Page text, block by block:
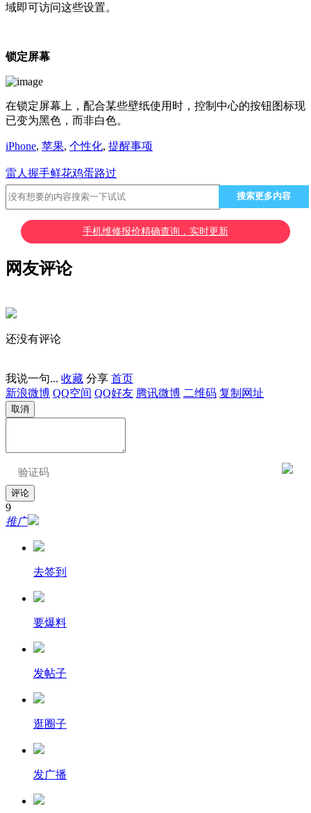
域即可访问这些设置。
锁定屏幕
在锁定屏幕上，配合某些壁纸使用时，控制中心的按钮图标现
已变为黑色，而非白色。
iPhone, 苹果, 个性化, 提醒事项
雷人 握手鲜花鸡蛋路过
搜索更多内容
手机维修报价精确查询，实时更新
网友评论
还没有评论
我说一句... 收藏 分享 首页
新浪微博 QQ空间 QQ好友 腾讯微博 二维码 复制网址
取消
评论
9
推广
去签到
要爆料
发帖子
逛圈子
发广播